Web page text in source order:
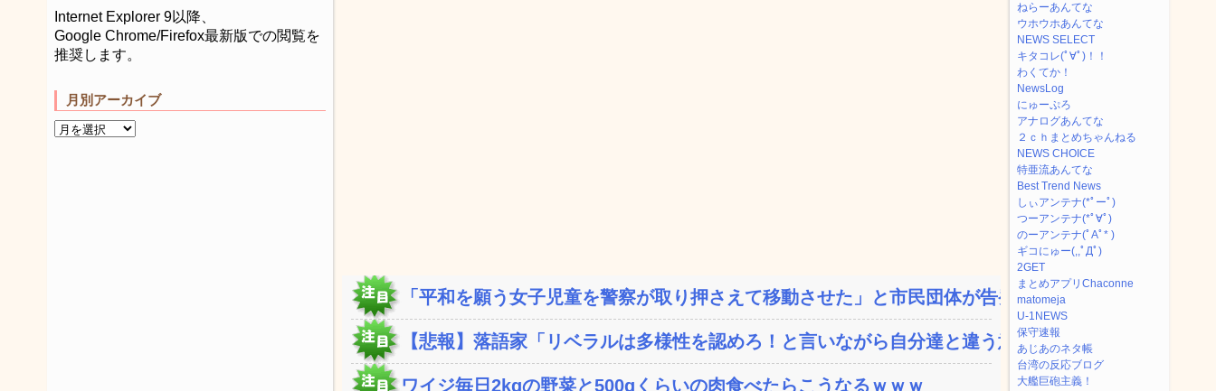
Internet Explorer 9以降、
Google Chrome/Firefox最新版での閲覧を
推奨します。
月別アーカイブ
「平和を願う女子児童を警察が取り押さえて移動させた」と市民団体が告発、...
【悲報】落語家「リベラルは多様性を認めろ！と言いながら自分達と違う意見...
ワイジ毎日2kgの野菜と500gくらいの肉食べたらこうなるｗｗｗ
ねらーあんてな
ウホウホあんてな
NEWS SELECT
キタコレ(ﾟ∀ﾟ)！！
わくてか！
NewsLog
にゅーぷろ
アナログあんてな
２ｃｈまとめちゃんねる
NEWS CHOICE
特亜流あんてな
Best Trend News
しぃアンテナ(*ﾟーﾟ)
つーアンテナ(*ﾟ∀ﾟ)
のーアンテナ(ﾟAﾟ* )
ギコにゅー(,,ﾟДﾟ)
2GET
まとめアプリChaconne
matomeja
U-1NEWS
保守速報
あじあのネタ帳
台湾の反応ブログ
大艦巨砲主義！